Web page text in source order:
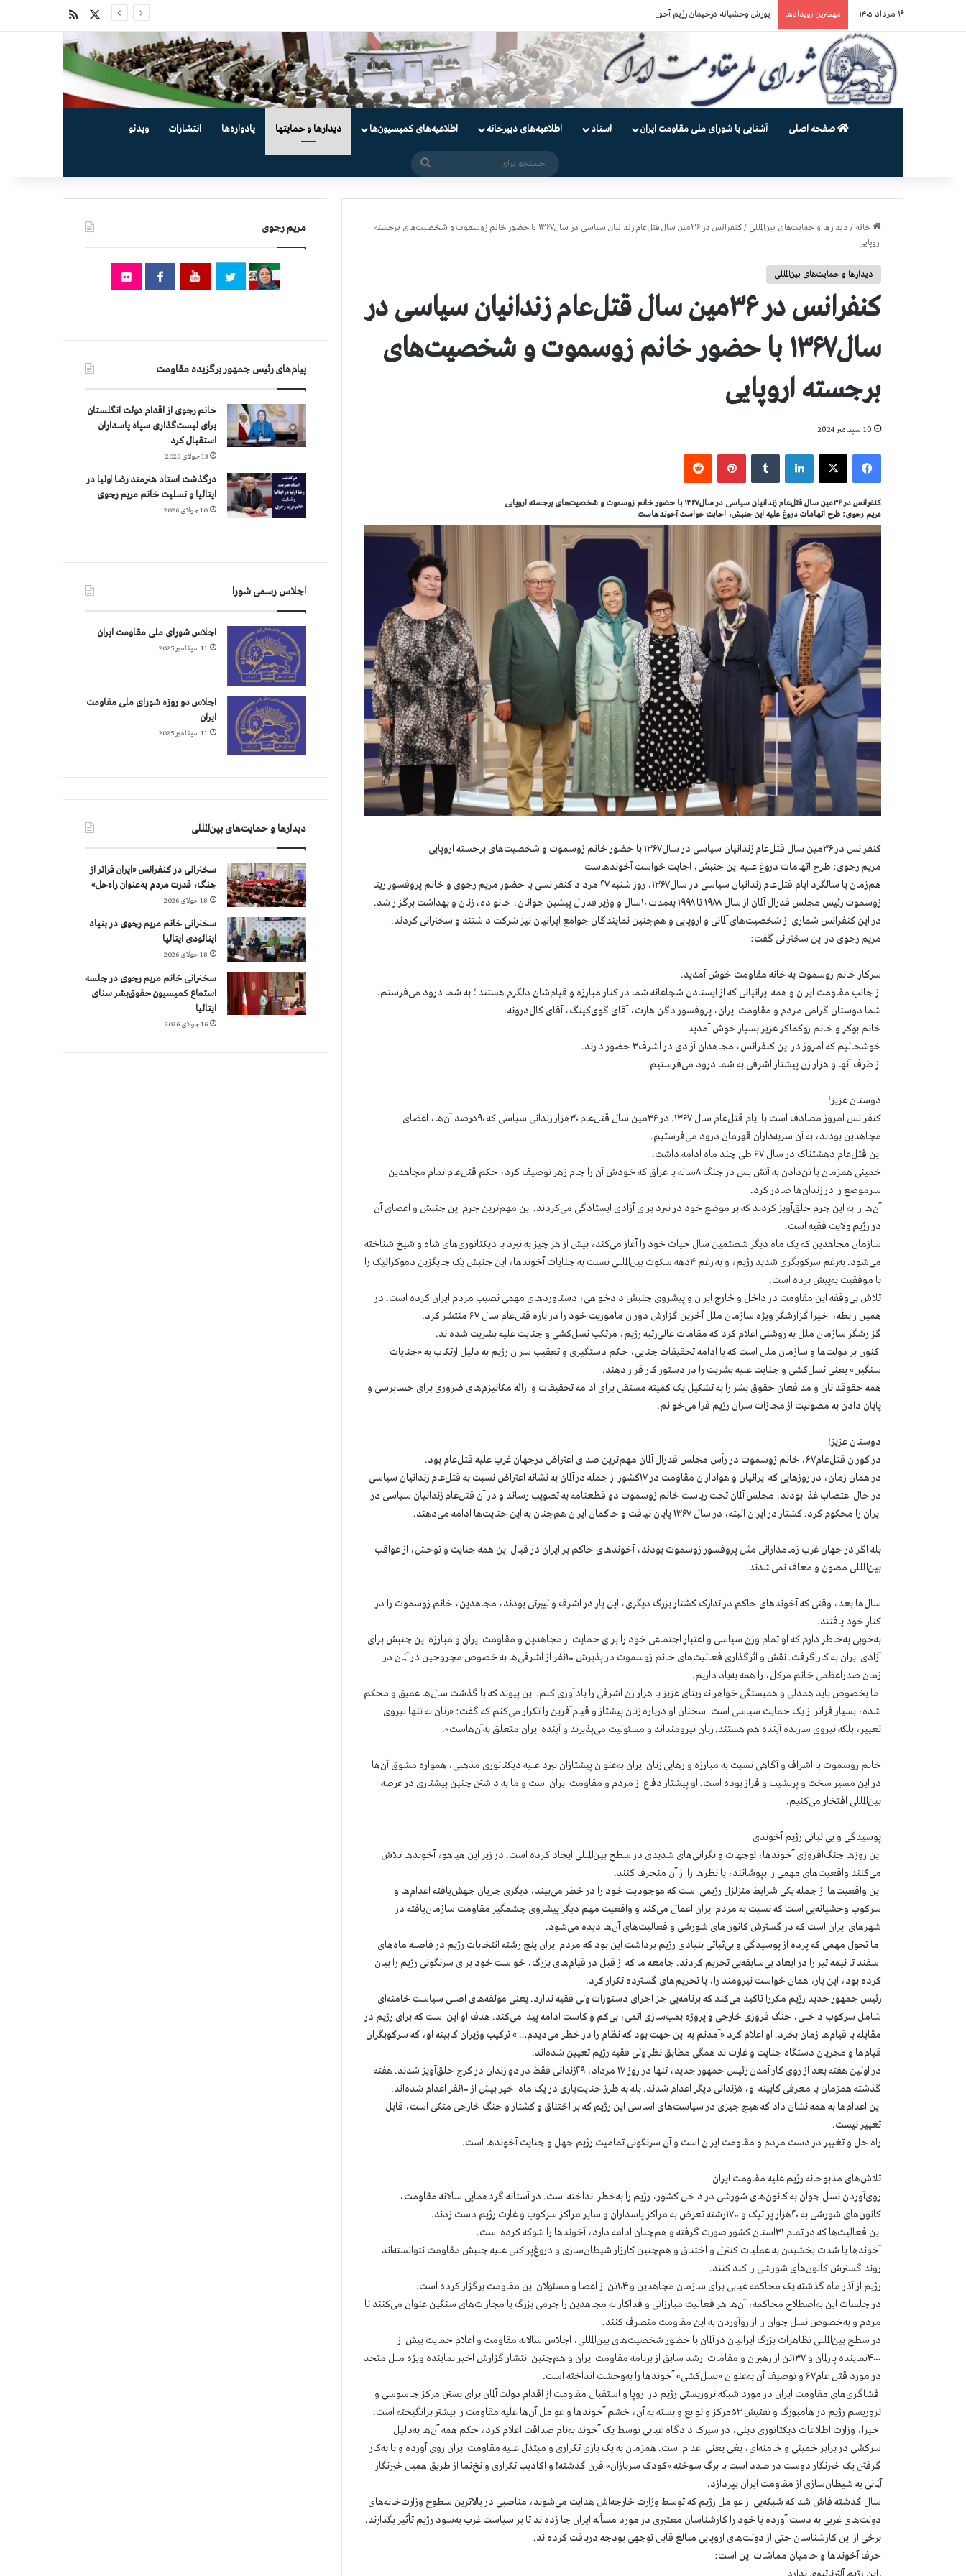
۱۶ مرداد ۱۴۰۵ مهمترین رویدادها یورش وحشیانه دژخیمان رژیم آخوندی به بند ۷ زندان اوین و ضرب‌وجرح زندانیان سیاسی
صفحه اصلی آشنایی با شورای ملی مقاومت ایران اسناد اطلاعیه‌های دبیرخانه اطلاعیه‌های کمیسیون‌‌ها دیدارها و حمایتها یادواره‌ها انتشارات ویدئو
خانه / دیدارها و حمایت‌های بین‌المللی /
کنفرانس در ۳۶مین سال قتل‌عام زندانیان سیاسی در سال۱۳۶۷ با حضور خانم زوسموت و شخصیت‌های برجسته
اروپایی
دیدارها و حمایت‌های بین‌المللی
کنفرانس در ۳۶مین سال قتل‌عام زندانیان سیاسی در
سال۱۳۶۷ با حضور خانم زوسموت و شخصیت‌های
برجسته اروپایی
10 سپتامبر 2024
فیس بوک X ‫پین‌ترست
کنفرانس در ۳۶مین سال قتل‌عام زندانیان سیاسی در سال۱۳۶۷ با حضور خانم زوسموت و شخصیت‌های برجسته اروپایی
مریم رجوی: طرح اتهامات دروغ علیه این جنبش، اجابت خواست آخوندهاست
کنفرانس در ۳۶مین سال قتل‌عام زندانیان سیاسی در سال۱۳۶۷ با حضور خانم زوسموت و شخصیت‌های برجسته اروپایی
مریم رجوی: طرح اتهامات دروغ علیه این جنبش، اجابت خواست آخوندهاست
هم‌زمان با سالگرد ایام قتل‌عام زندانیان سیاسی در سال۱۳۶۷، روز شنبه ۲۷ مرداد کنفرانسی با حضور مریم رجوی و خانم پروفسور ریتا
زوسموت رئیس مجلس فدرال آلمان از سال ۱۹۸۸ تا ۱۹۹۸ به‌مدت ۱۰سال و وزیر فدرال پیشین جوانان، خانواده، زنان و بهداشت برگزار شد.
در این کنفرانس شماری از شخصیت‌های آلمانی و اروپایی و هم‌چنین نمایندگان جوامع ایرانیان نیز شرکت داشتند و سخنرانی کردند.
مریم رجوی در این سخنرانی گفت:
سرکار خانم زوسموت به خانه مقاومت خوش آمدید.
از جانب مقاومت ایران و همه ایرانیانی که از ایستادن شجاعانه شما در کنار مبارزه و قیام‌شان دلگرم هستند؛ به شما درود می‌فرستم.
شما دوستان گرامی مردم و مقاومت ایران، پروفسور دگن هارت، آقای گوی‌کینگ، آقای کال‌درونه،
خانم بوکر و خانم روکماکر عزیز بسیار خوش آمدید
خوشحالیم که امروز در این کنفرانس، مجاهدان آزادی در اشرف۳ حضور دارند.
از طرف آنها و هزار زن پیشتاز اشرفی به شما درود می‌فرستیم.
دوستان عزیز!
کنفرانس امروز مصادف است با ایام قتل‌عام سال ۱۳۶۷. در ۳۶مین سال قتل‌عام ۳۰هزار زندانی سیاسی که ۹۰درصد آن‌ها، اعضای
مجاهدین بودند، به آن سربه‌داران قهرمان درود می‌فرستیم.
این قتل‌عام دهشتناک در سال ۶۷ طی چند ماه ادامه داشت.
خمینی همزمان با تن‌دادن به آتش بس در جنگ ۸ساله با عراق که خودش آن را جام زهر توصیف کرد، حکم قتل‌عام تمام مجاهدین
سرموضع را در زندان‌ها صادر کرد.
آن‌ها را به این جرم حلق‌آویز کردند که بر موضع خود در نبرد برای آزادی ایستادگی می‌کردند. این مهم‌ترین جرم این جنبش و اعضای آن
در رژیم ولایت فقیه است.
سازمان مجاهدین که یک ماه دیگر شصتمین سال حیات خود را آغاز می‌کند، بیش از هر چیز به نبرد با دیکتاتوری‌های شاه و شیخ شناخته
می‌شود. به‌رغم سرکوبگری‌ شدید رژیم، و به رغم ۴دهه سکوت بین‌المللی نسبت به جنایات آخوندها، این جنبش یک جایگزین دموکراتیک را
با موفقیت به‌پیش برده است.
تلاش بی‌وقفه این مقاومت در داخل و خارج ایران و پیشروی جنبش دادخواهی، دستاوردهای مهمی نصیب مردم ایران کرده است. در
همین رابطه، اخیرا گزارشگر ویژه سازمان ملل آخرین گزارش دوران ماموریت خود را در باره قتل‌عام سال ۶۷ منتشر کرد.
گزارشگر سازمان ملل به روشنی اعلام کرد که مقامات عالی‌رتبه رژیم، مرتکب نسل‌کشی و جنایت علیه بشریت شده‌اند.
اکنون بر دولت‌ها و سازمان ملل است که با ادامه تحقیقات جنایی، حکم دستگیری و تعقیب سران رژیم به دلیل ارتکاب به «جنایات
سنگین» یعنی نسل‌کشی و جنایت علیه بشریت را در دستور کار قرار دهند.
همه حقوقدانان و مدافعان حقوق بشر را به تشکیل یک کمیته مستقل برای ادامه تحقیقات و ارائه مکانیزم‌های ضروری برای حسابرسی و
پایان دادن به مصونیت از مجازات سران رژیم فرا می‌خوانم.
دوستان عزیز!
در کوران قتل‌عام۶۷، خانم زوسموت در رأس مجلس فدرال آلمان مهم‌ترین صدای اعتراض درجهان غرب علیه قتل‌عام بود.
در همان زمان، در روزهایی که ایرانیان و هواداران مقاومت در ۱۷کشور از جمله در آلمان به نشانه اعتراض نسبت به قتل‌عام زندانیان سیاسی
در حال اعتصاب غذا بودند، مجلس آلمان تحت ریاست خانم زوسموت دو قطعنامه به تصویب رساند و در آن قتل‌عام زندانیان سیاسی در
ایران را محکوم کرد. کشتار در ایران البته، در سال ۱۳۶۷ پایان نیافت و حاکمان ایران هم‌چنان به این جنایت‌ها ادامه می‌دهند.
بله اگر در جهان غرب زمامدارانی مثل پروفسور زوسموت بودند، آخوندهای حاکم بر ایران در قبال این همه جنایت و توحش، از عواقب
بین‌المللی مصون و معاف نمی‌شدند.
سال‌ها بعد، وقتی که آخوندهای حاکم در تدارک کشتار بزرگ دیگری، این بار در اشرف و لیبرتی بودند، مجاهدین، خانم زوسموت را در
کنار خود یافتند.
به‌خوبی به‌خاطر دارم که او تمام وزن سیاسی و اعتبار اجتماعی خود را برای حمایت از مجاهدین و مقاومت ایران و مبارزه این جنبش برای
آزادی ایران به کار گرفت. نقش و اثرگذاری فعالیت‌های خانم زوسموت در پذیرش ۱۰۰نفر از اشرفی‌ها به خصوص مجروحین در آلمان در
زمان صدراعظمی خانم مرکل، را همه به‌یاد داریم.
اما بخصوص باید همدلی‌ و همبستگی خواهرانه ریتای عزیز با هزار زن اشرفی را یادآوری کنم. این پیوند که با گذشت سال‌ها عمیق و محکم
شده، بسیار فراتر از یک حمایت سیاسی است. سخنان او درباره زنان پیشتاز و قیام‌آفرین را تکرار می‌کنم که گفت: «زنان نه تنها نیروی
تغییر، بلکه نیروی سازنده آینده هم هستند. زنان نیرومنداند و مسئولیت می‌پذیرند و آینده ایران متعلق به‌آن‌هاست».
خانم زوسموت با اشراف و آگاهی نسبت به مبارزه و رهایی زنان ایران به‌عنوان پیشتازان نبرد علیه دیکتاتوری مذهبی، همواره مشوق آن‌ها
در این مسیر سخت و پرنشیب و فراز بوده است. او پیشتاز دفاع از مردم و مقاومت ایران است و ما به داشتن چنین پیشتازی در عرصه
بین‌المللی افتخار می‌کنیم.
پوسیدگی و بی ثباتی رژیم آخوندی
این روزها جنگ‌افروزی آخوندها، توجهات و نگرانی‌های شدیدی در سطح بین‌المللی ایجاد کرده است. در زیر این هیاهو، آخوندها تلاش
می‌کنند واقعیت‌های مهمی را بپوشانند، یا نظرها را از آن منحرف کنند.
این واقعیت‌ها از جمله یکی شرایط متزلزل رژیمی است که موجودیت خود را در خطر می‌بیند، دیگری جریان جهش‌یافته اعدام‌ها و
سرکوب وحشیانه‌یی است که نسبت به مردم ایران اعمال می‌کند و واقعیت مهم دیگر پیشروی چشمگیر مقاومت سازمان‌یافته در
شهرهای ایران است که در گسترش کانون‌های شورشی و فعالیت‌های آن‌ها دیده می‌شود.
اما تحول مهمی که پرده از پوسیدگی و بی‌ثباتی بنیادی رژیم برداشت این بود که مردم ایران پنج رشته انتخابات رژیم در فاصله ماه‌های
اسفند تا نیمه تیر را در ابعاد بی‌سابقه‌یی تحریم کردند. جامعه ما که از قبل در قیام‌های بزرگ، خواست خود برای سرنگونی رژیم را بیان
کرده بود، این بار، همان خواست نیرومند را، با تحریم‌های گسترده تکرار کرد.
رئیس جمهور جدید رژیم مکررا تاکید می‌کند که برنامه‌یی جز اجرای دستورات ولی فقیه ندارد. یعنی مولفه‌های اصلی سیاست خامنه‌ای
شامل سرکوب داخلی، جنگ‌افروزی خارجی و پروژه بمب‌سازی اتمی، بی‌کم و کاست ادامه پیدا می‌کند. هدف او این است که برای رژیم در
مقابله با قیام‌ها زمان بخرد. او اعلام کرد «آمدنم به این جهت بود که نظام را در خطر می‌دیدم… » ترکیب وزیران کابینه او، که سرکوبگران
قیام‌ها و مجریان دستگاه جنایت و غارت‌اند همگی مطابق نظر ولی فقیه ر‌ژیم تعیین‌ شده‌اند.
در اولین هفته بعد از روی کار آمدن رئیس جمهور جدید، تنها در روز ۱۷ مرداد، ۲۹زندانی فقط در دو زندان در کرج حلق‌آویز شدند. هفته
گذشته همزمان با معرفی کابینه او، ۵زندانی دیگر اعدام شدند. بله به طرز جنایت‌باری در یک ماه اخیر بیش از ۱۰۰نفر اعدام شده‌اند.
این اعدام‌ها به همه نشان داد که هیچ چیزی در سیاست‌های اساسی این رژیم که بر اختناق و کشتار و جنگ خارجی متکی است، قابل
تغییر نیست.
راه حل و تغییر در دست مردم و مقاومت ایران است و آن سرنگونی تمامیت رژیم جهل و جنایت آخوندها است.
تلاش‌های مذبوحانه رژیم علیه مقاومت ایران
روی‌آوردن نسل جوان به کانون‌های شورشی در داخل کشور، رژیم را به‌خطر انداخته است. در آستانه گردهمایی سالانه مقاومت،
کانون‌های شورشی به ۲۰هزار پراتیک و ۱۷۰۰رشته تعرض به مراکز پاسداران و سایر مراکز سرکوب و غارت رژیم دست زدند.
این فعالیت‌ها که در تمام ۳۱استان کشور صورت گرفته و هم‌چنان ادامه دارد، آخوندها را شوکه کرده است.
آخوندها با شدت بخشیدن به عملیات کنترل و اختناق و هم‌چنین کارزار شیطان‌سازی و دروغ‌پراکنی علیه جنبش مقاومت نتوانسته‌اند
روند گسترش کانون‌های شورشی را کند کنند.
رژیم از آذر ماه گذشته یک محاکمه غیابی برای سازمان مجاهدین و ۱۰۴تن از اعضا و مسئولان این مقاومت برگزار کرده است.
در جلسات این به‌اصطلاح محاکمه، آن‌ها هر فعالیت‌ مبارزاتی و فداکارانه مجاهدین را جرمی بزرگ با مجازات‌های سنگین عنوان می‌کنند‌ تا
مردم و به‌خصوص نسل جوان را از رو‌آوردن به این مقاومت منصرف کنند.
در سطح بین‌المللی تظاهرات بزرگ ایرانیان در آلمان با حضور شخصیت‌های بین‌المللی، اجلاس سالانه مقاومت و اعلام حمایت بیش از
۴۰۰۰نماینده پارلمان و ۱۳۷تن از رهبران و مقامات ارشد سابق از برنامه مقاومت ایران و هم‌چنین انتشار گزارش اخیر نماینده ویژه ملل متحد
در مورد قتل عام۶۷ و توصیف آن به‌عنوان «نسل‌کشی» آخوندها را به‌وحشت انداخته است.
افشاگری‌های مقاومت ایران در مورد شبکه تروریستی رژیم در اروپا و استقبال مقاومت از اقدام دولت آلمان برای بستن مرکز جاسوسی و
تروریسم رژیم در هامبورگ و تفتیش ۵۳مرکز و توابع وابسته به آن، خشم آخوندها و عوامل آن‌ها علیه مقاومت را بیشتر برانگیخته است.
اخیرا، وزارت اطلاعات دیکتاتوری دینی، در سیرک دادگاه غیابی توسط یک آخوند به‌نام صداقت اعلام کرد، حکم همه آن‌ها به‌دلیل
سرکشی در برابر خمینی و خامنه‌ای، بغی یعنی اعدام است. همزمان به یک بازی تکراری و مبتذل علیه مقاومت ایران روی آورده و با به‌کار
گرفتن یک خبرنگار دوست در صدد است با برگ سوخته «کودک سربازان» قرن گذشته! و اکاذیب تکراری و نخ‌نما از طریق همین خبرنگار
آلمانی به شیطان‌سازی از مقاومت ایران بپردازد.
سال گذشته فاش شد که شبکه‌یی از عوامل رژیم که توسط وزارت‌ خارجه‌اش هدایت می‌شوند، مناصبی در بالاترین سطوح وزارت‌خانه‌های
دولت‌های غربی به دست آورده یا خود را کارشناسان معتبری در مورد مسأله ایران جا زده‌اند تا بر سیاست غرب به‌سود رژیم تأثیر بگذارند.
برخی از این کارشناسان حتی از دولت‌های اروپایی مبالغ قابل توجهی بودجه دریافت کرده‌اند.
حرف آخوندها و حامیان مماشات این است:
مریم رجوی
پیام‌های رئیس جمهور برگزیده مقاومت
خانم رجوی از اقدام دولت انگلستان
برای لیست‌گذاری سپاه پاسداران
استقبال کرد
13 جولای 2026
درگذشت استاد هنرمند رضا اولیا در
ایتالیا و تسلیت خانم مریم رجوی
10 جولای 2026
اجلاس رسمی شورا
اجلاس شورای ملی مقاومت ایران
11 سپتامبر 2025
اجلاس دو روزه شورای ملی مقاومت
ایران
11 سپتامبر 2025
دیدارها و حمایت‌های بین‌المللی
سخنرانی در کنفرانس «ایران فراتر از
جنگ، قدرت مردم به‌عنوان راه‌حل»
18 جولای 2026
سخنرانی خانم مریم رجوی در بنیاد
اینائودی ایتالیا
18 جولای 2026
سخنرانی خانم مریم رجوی در جلسه
استماع کمیسیون حقوق‌بشر سنای
ایتالیا
16 جولای 2026